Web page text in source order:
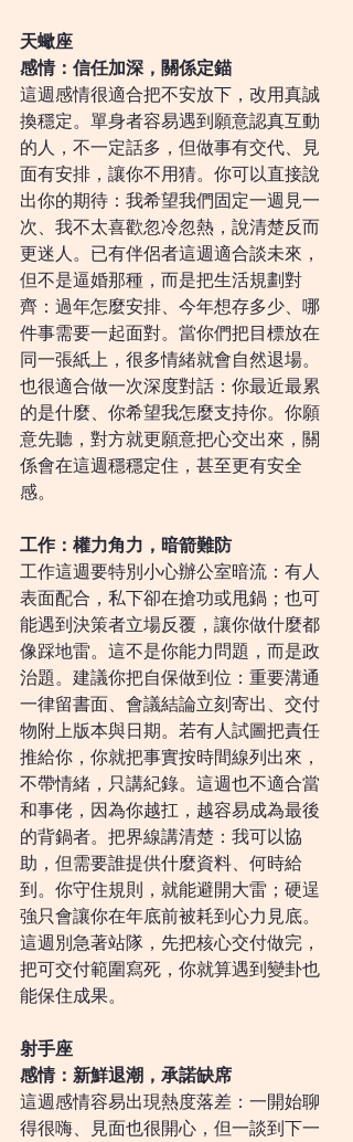
天蠍座
感情：信任加深，關係定錨
這週感情很適合把不安放下，改用真誠
換穩定。單身者容易遇到願意認真互動
的人，不一定話多，但做事有交代、見
面有安排，讓你不用猜。你可以直接說
出你的期待：我希望我們固定一週見一
次、我不太喜歡忽冷忽熱，說清楚反而
更迷人。已有伴侶者這週適合談未來，
但不是逼婚那種，而是把生活規劃對
齊：過年怎麼安排、今年想存多少、哪
件事需要一起面對。當你們把目標放在
同一張紙上，很多情緒就會自然退場。
也很適合做一次深度對話：你最近最累
的是什麼、你希望我怎麼支持你。你願
意先聽，對方就更願意把心交出來，關
係會在這週穩穩定住，甚至更有安全
感。
工作：權力角力，暗箭難防
工作這週要特別小心辦公室暗流：有人
表面配合，私下卻在搶功或甩鍋；也可
能遇到決策者立場反覆，讓你做什麼都
像踩地雷。這不是你能力問題，而是政
治題。建議你把自保做到位：重要溝通
一律留書面、會議結論立刻寄出、交付
物附上版本與日期。若有人試圖把責任
推給你，你就把事實按時間線列出來，
不帶情緒，只講紀錄。這週也不適合當
和事佬，因為你越扛，越容易成為最後
的背鍋者。把界線講清楚：我可以協
助，但需要誰提供什麼資料、何時給
到。你守住規則，就能避開大雷；硬逞
強只會讓你在年底前被耗到心力見底。
這週別急著站隊，先把核心交付做完，
把可交付範圍寫死，你就算遇到變卦也
能保住成果。
射手座
感情：新鮮退潮，承諾缺席
這週感情容易出現熱度落差：一開始聊
得很嗨、見面也很開心，但一談到下一